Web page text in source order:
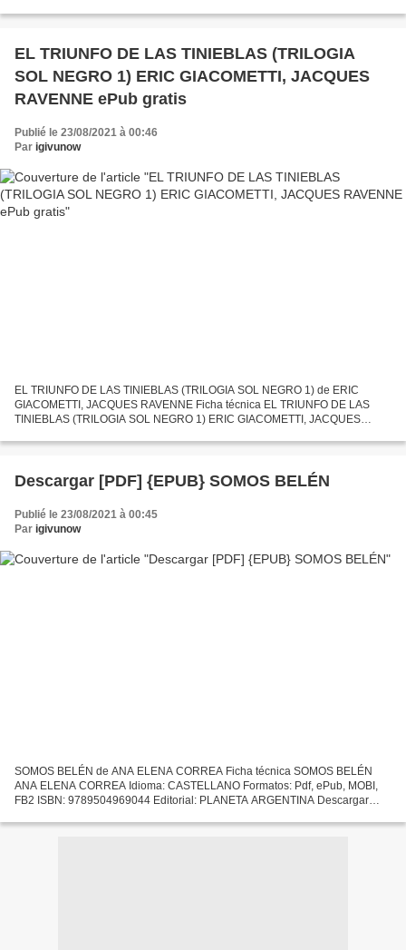
EL TRIUNFO DE LAS TINIEBLAS (TRILOGIA
SOL NEGRO 1) ERIC GIACOMETTI, JACQUES
RAVENNE ePub gratis
Publié le 23/08/2021 à 00:46
Par igivunow
EL TRIUNFO DE LAS TINIEBLAS (TRILOGIA SOL NEGRO 1) de ERIC
GIACOMETTI, JACQUES RAVENNE Ficha técnica EL TRIUNFO DE LAS
TINIEBLAS (TRILOGIA SOL NEGRO 1) ERIC GIACOMETTI, JACQUES
ePub, MOBI,...
Descargar [PDF] {EPUB} SOMOS BELÉN
Publié le 23/08/2021 à 00:45
Par igivunow
SOMOS BELÉN de ANA ELENA CORREA Ficha técnica SOMOS BELÉN
ANA ELENA CORREA Idioma: CASTELLANO Formatos: Pdf, ePub, MOBI,
FB2 ISBN: 9789504969044 Editorial: PLANETA ARGENTINA Descargar
Edition)...